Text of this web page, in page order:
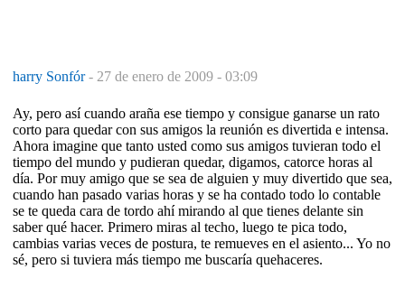
harry Sonfór- 27 de enero de 2009 - 03:09
Ay, pero así cuando araña ese tiempo y consigue ganarse un rato
corto para quedar con sus amigos la reunión es divertida e intensa.
Ahora imagine que tanto usted como sus amigos tuvieran todo el
tiempo del mundo y pudieran quedar, digamos, catorce horas al
día. Por muy amigo que se sea de alguien y muy divertido que sea,
cuando han pasado varias horas y se ha contado todo lo contable
se te queda cara de tordo ahí mirando al que tienes delante sin
saber qué hacer. Primero miras al techo, luego te pica todo,
cambias varias veces de postura, te remueves en el asiento... Yo no
sé, pero si tuviera más tiempo me buscaría quehaceres.